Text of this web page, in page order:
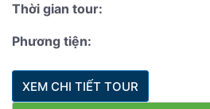
Thời gian tour:
Phương tiện:
XEM CHI TIẾT TOUR